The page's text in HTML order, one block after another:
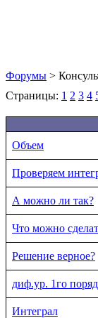
Форумы >
Страницы: 1 2 3 4
Объем
Проверяем
А можно ли так?
Что можно
Решение верное?
диф.ур. 1го
Интеграл